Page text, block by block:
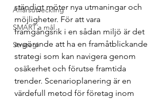
Affärsutveckling
SMART´a mål
Strategi
ständigt möter nya utmaningar och
möjligheter. För att vara
framgångsrik i en sådan miljö är det
avgörande att ha en framåtblickande
strategi som kan navigera genom
osäkerhet och förutse framtida
trender. Scenarioplanering är en
värdefull metod för företag inom